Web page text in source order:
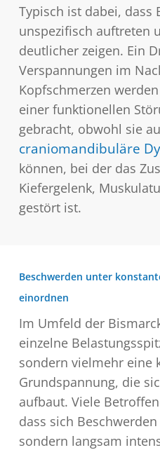
Typisch ist dabei, dass
unspezifisch auftreten
deutlicher zeigen. Ein
Verspannungen im
Kopfschmerzen
einer funktionellen
gebracht, obwohl sie
craniomandibuläre
können, bei der das
Kiefergelenk,
gestört ist.
Beschwerden unter
einordnen
Im Umfeld der
einzelne
sondern vielmehr eine
Grundspannung, die
aufbaut. Viele
dass sich
sondern langsam